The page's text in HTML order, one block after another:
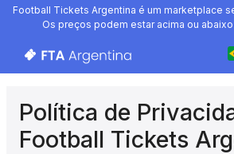
Football Tickets Argentina é um marketplace
Os preços podem estar acima ou
Política de
Football Tickets